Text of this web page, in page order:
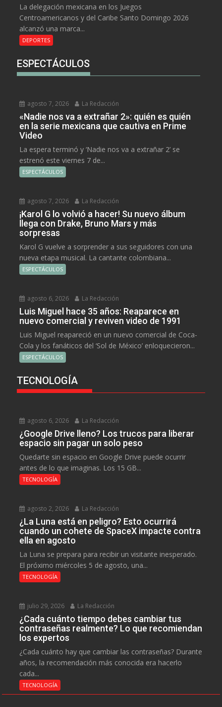
La delegación mexicana en los Juegos
Centroamericanos y del Caribe Santo Domingo 2026
alcanzó una marca...
DEPORTES
ESPECTÁCULOS
agosto 7, 2026 La Redacción
«Nadie nos va a extrañar 2»: quién es quién
en la serie mexicana que cautiva en Prime
Video
La espera terminó y ‘Nadie nos va a extrañar 2’ se
estrenó este viernes 7 de...
ESPECTÁCULOS
agosto 7, 2026 La Redacción
¡Karol G lo volvió a hacer! Su nuevo álbum
llega con Drake, Bruno Mars y más
sorpresas
Karol G vuelve a sorprender a sus seguidores con una
nueva etapa musical. La cantante colombiana...
ESPECTÁCULOS
agosto 6, 2026 La Redacción
Luis Miguel hace 35 años: Reaparece en
nuevo comercial y reviven video de 1991
Luis Miguel reapareció en un nuevo comercial de Coca-
Cola y los fanáticos del ‘Sol de México’ enloquecieron...
ESPECTÁCULOS
TECNOLOGÍA
agosto 6, 2026 La Redacción
¿Google Drive lleno? Los trucos para liberar
espacio sin pagar un solo peso
Quedarte sin espacio en Google Drive puede ocurrir
antes de lo que imaginas. Los 15 GB...
TECNOLOGÍA
agosto 2, 2026 La Redacción
¿La Luna está en peligro? Esto ocurrirá
cuando un cohete de SpaceX impacte contra
ella en agosto
La Luna se prepara para recibir un visitante inesperado.
El próximo miércoles 5 de agosto, una...
TECNOLOGÍA
julio 29, 2026 La Redacción
¿Cada cuánto tiempo debes cambiar tus
contraseñas realmente? Lo que recomiendan
los expertos
¿Cada cuánto hay que cambiar las contraseñas? Durante
años, la recomendación más conocida era hacerlo
cada...
TECNOLOGÍA